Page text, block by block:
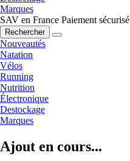
Marques
SAV en France Paiement sécurisé
Rechercher
Nouveautés
Natation
Vélos
Running
Nutrition
Électronique
Destockage
Marques
Ajout en cours...